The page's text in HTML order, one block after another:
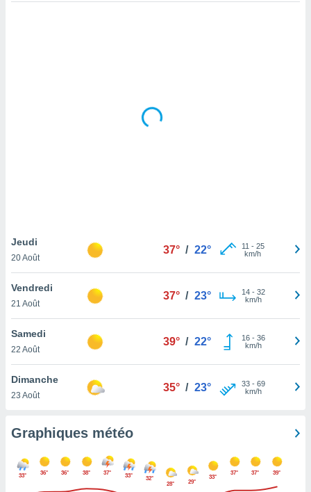
pas
de
à
cas,
que
sur le
ne
Jeudi
20 Août
37° / 22° 11 - 25
km/h
Vendredi
21 Août
37° / 23° 14- 32
km/h
Samedi
22 Août
39° / 22° 16- 36
km/h
Dimanche
23 Août
35° / 23° 33- 69
km/h
Graphiques météo
33° 36° 36° 38° 37° 33°
32°
28°
29°
33°
37° 37° 39°